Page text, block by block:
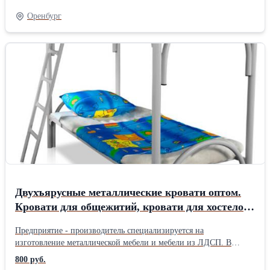
(армейские кровати), для строителей, рабочих, вагончиков,
времянок, ремонтных бригад, для базы отдыха, пансионата,
детского лагеря, студентов, общежитий, бюджетных гостиниц.
Металлические кровати сочетают в себе очень многие
положительные качества: максимально надежны, удобны в
транспортировке и устойчивы к нагрузкам. Работаем с доставкой
по всей России, Белоруссии, Казахстан. +7 926 786 44 45
Людмила +7 926 875 47 01
Оренбург
Двухъярусные металлические кровати оптом.
Кровати для общежитий, кровати для хостелов,
Предприятие - производитель специализируется на
изготовление металлической мебели и мебели из ЛДСП. В
продаже имеются. - кровати металлически одноярусные и
двухъярусные - кровати металлические со спинками из ЛДСП -
800 руб.